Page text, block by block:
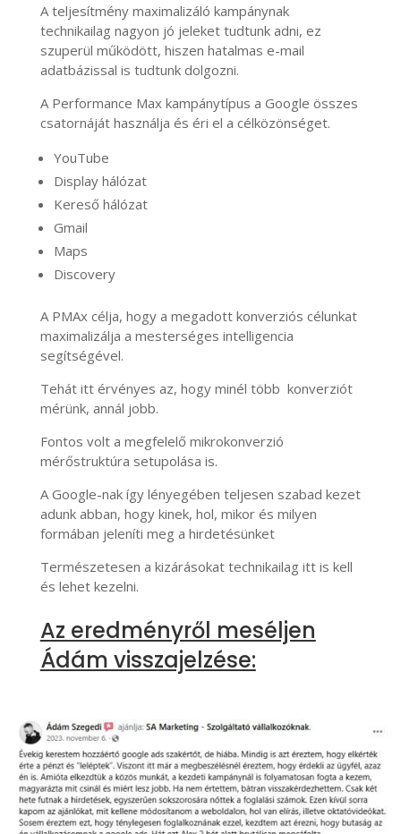
A teljesítmény maximalizáló kampánynak
technikailag nagyon jó jeleket tudtunk adni, ez
szuperül működött, hiszen hatalmas e-mail
adatbázissal is tudtunk dolgozni.
A Performance Max kampánytípus a Google összes
csatornáját használja és éri el a célközönséget.
YouTube
Display hálózat
Kereső hálózat
Gmail
Maps
Discovery
A PMAx célja, hogy a megadott konverziós célunkat
maximalizálja a mesterséges intelligencia
segítségével.
Tehát itt érvényes az, hogy minél több konverziót
mérünk, annál jobb.
Fontos volt a megfelelő mikrokonverzió
mérőstruktúra setupolása is.
A Google-nak így lényegében teljesen szabad kezet
adunk abban, hogy kinek, hol, mikor és milyen
formában jeleníti meg a hirdetésünket
Természetesen a kizárásokat technikailag itt is kell
és lehet kezelni.
Az eredményről meséljen
Ádám visszajelzése: